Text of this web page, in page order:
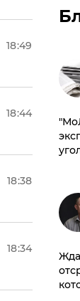
18:49
18:44
18:38
18:34